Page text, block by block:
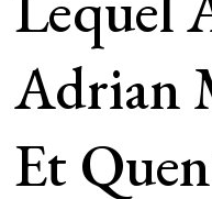
Adrian
Et